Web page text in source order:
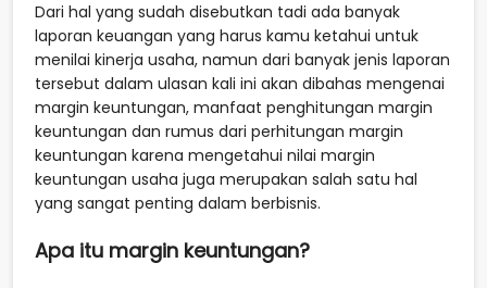
Dari hal yang sudah disebutkan tadi ada banyak
laporan keuangan yang harus kamu ketahui untuk
menilai kinerja usaha, namun dari banyak jenis laporan
tersebut dalam ulasan kali ini akan dibahas mengenai
margin keuntungan, manfaat penghitungan margin
keuntungan dan rumus dari perhitungan margin
keuntungan karena mengetahui nilai margin
keuntungan usaha juga merupakan salah satu hal
yang sangat penting dalam berbisnis.
Apa itu margin keuntungan?